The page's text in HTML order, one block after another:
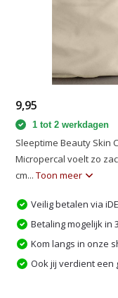
9,95
1 tot 2 werkdagen
Sleeptime Beauty Skin
Micropercal voelt zo
cm...Toon meer
Veilig betalen via
Betaling mogelijk in
Kom langs in onze
Ook jij verdient een